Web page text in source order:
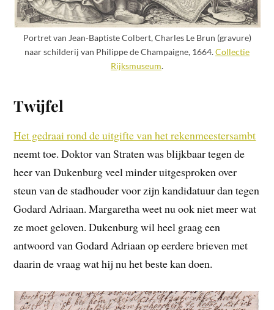
Portret van Jean-Baptiste Colbert, Charles Le Brun (gravure)
naar schilderij van Philippe de Champaigne, 1664.Collectie
Rijksmuseum.
Twijfel
Het gedraai rond de uitgifte van het rekenmeestersambt
neemt toe. Doktor van Straten was blijkbaar tegen de
heer van Dukenburg veel minder uitgesproken over
steun van de stadhouder voor zijn kandidatuur dan tegen
Godard Adriaan. Margaretha weet nu ook niet meer wat
ze moet geloven. Dukenburg wil heel graag een
antwoord van Godard Adriaan op eerdere brieven met
daarin de vraag wat hij nu het beste kan doen.